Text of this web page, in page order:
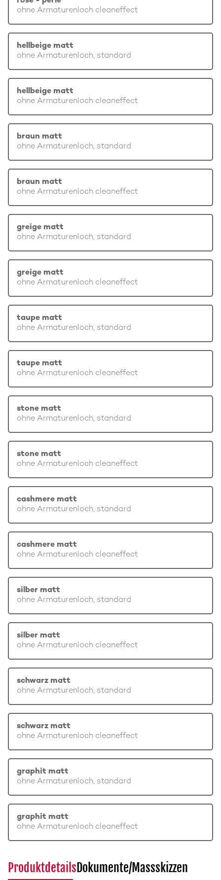
ohne Armaturenloch cleaneffect
hellbeige matt
ohne Armaturenloch, standard
hellbeige matt
ohne Armaturenloch cleaneffect
braun matt
ohne Armaturenloch, standard
braun matt
ohne Armaturenloch cleaneffect
greige matt
ohne Armaturenloch, standard
greige matt
ohne Armaturenloch cleaneffect
taupe matt
ohne Armaturenloch, standard
taupe matt
ohne Armaturenloch cleaneffect
stone matt
ohne Armaturenloch, standard
stone matt
ohne Armaturenloch cleaneffect
cashmere matt
ohne Armaturenloch, standard
cashmere matt
ohne Armaturenloch cleaneffect
silber matt
ohne Armaturenloch, standard
silber matt
ohne Armaturenloch cleaneffect
schwarz matt
ohne Armaturenloch, standard
schwarz matt
ohne Armaturenloch cleaneffect
graphit matt
ohne Armaturenloch, standard
graphit matt
ohne Armaturenloch cleaneffect
ProduktdetailsDokumente/Massskizzen